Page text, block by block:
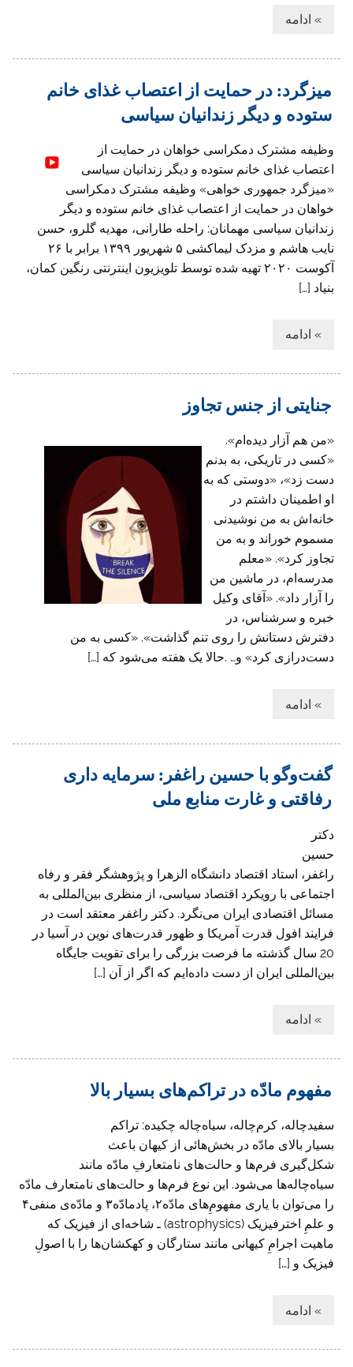
» ادامه
میزگرد: در حمایت از اعتصاب غذای خانم
ستوده و دیگر زندانیان سیاسی
وظیفه مشترک دمکراسی خواهان در حمایت از
اعتصاب غذای خانم ستوده و دیگر زندانیان سیاسی
«میزگرد جمهوری خواهی» وظیفه مشترک دمکراسی
خواهان در حمایت از اعتصاب غذای خانم ستوده و دیگر
زندانیان سیاسی مهمانان: راحله طارانی، مهدیه گلرو، حسن
نایب هاشم و مزدک لیماکشی ۵ شهریور ۱۳۹۹ برابر با ۲۶
آکوست ۲۰۲۰ تهیه شده توسط تلویزیون اینترنتی رنگین کمان،
بنیاد […]
» ادامه
جنایتی از جنس تجاوز
«من هم آزار دیده‌ام».
«کسی در تاریکی، به بدنم
دست زد»، «دوستی که به
او اطمینان داشتم در
خانه‌اش به من نوشیدنی
مسموم خوراند و به من
تجاوز کرد». «معلم
مدرسه‌ام، در ماشین من
را‌ آزار داد». «آقای وکیل
خبره و سرشناس، ‌در
دفترش دستانش را روی تنم گذاشت». «کسی به من
دست‌درازی کرد» و… .حالا یک هفته می‌شود که […]
» ادامه
گفت‌وگو با ‌حسین راغفر: سرمایه ‌داری
رفاقتی و غارت منابع ملی
دکتر
حسین
راغفر، استاد اقتصاد دانشگاه الزهرا و پژوهشگر فقر و رفاه
اجتماعی با رویکرد اقتصاد سیاسی، از منظری بین‌المللی به
مسائل اقتصادی ایران می‌نگرد. دکتر راغفر معتقد است در
فرایند افول قدرت آمریکا و ظهور قدرت‌های نوین در آسیا در
20 سال گذشته ما فرصت بزرگی را برای تقویت جایگاه
بین‌المللی ایران از دست داده‌ایم که اگر از آن […]
» ادامه
مفهوم مادّه در تراکم‌های‌ بسیار بالا
سفیدچاله، کرم‌چاله، سیاه‌‌چاله چکیده: تراکم
بسیار بالای مادّه در بخش‌هائی از کیهان باعث
شکل‌گیری فرم‌ها و حالت‌های نامتعارفِ مادّه مانند
سیاه‌چاله‌ها می‌شود. این نوع فرم‌ها و حالت‌های نامتعارف مادّه
را می‌توان با یاری مفهومِ‌های مادّه۲، پادمادّه۳ و مادّه‌ی منفی۴
و علمِ اخترفیزیک (astrophysics) ـ شاخه‌ای از فیزیک که
ماهیت اجرامِ کیهانی مانند ستارگان و کهکشان‌ها را با اصولِ
فیزیک و […]
» ادامه